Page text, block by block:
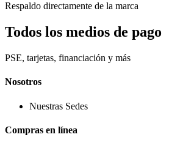
Respaldo directamente de la marca
Todos los medios de pago
PSE, tarjetas, financiación y más
Nosotros
Nuestras Sedes
Compras en línea